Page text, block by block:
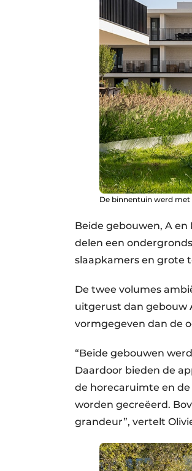
De binnentuin werd
Beide gebouwen, A
delen een
slaapkamers en grote
De twee volumes
uitgerust dan gebouw
vormgegeven dan de
“Beide gebouwen
Daardoor bieden de
de horecaruimte en
worden gecreëerd.
grandeur”, vertelt